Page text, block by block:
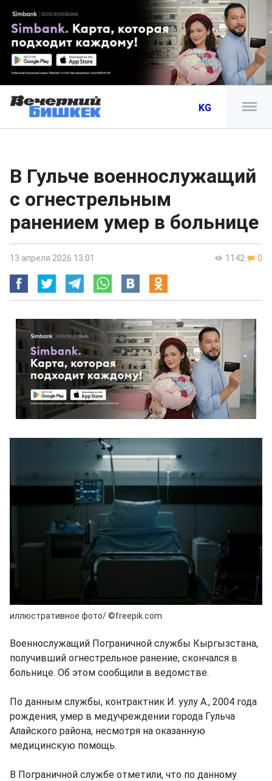
KG
В Гульче военнослужащий
с огнестрельным
ранением умер в больнице
1142 0
13 апреля 2026 13:01
иллюстративное фото/ ©freepik.com
Военнослужащий Пограничной службы Кыргызстана,
получивший огнестрельное ранение, скончался в
больнице. Об этом сообщили в ведомстве.
По данным службы, контрактник И. уулу А., 2004 года
рождения, умер в медучреждении города Гульча
Алайского района, несмотря на оказанную
медицинскую помощь.
В Пограничной службе отметили, что по данному